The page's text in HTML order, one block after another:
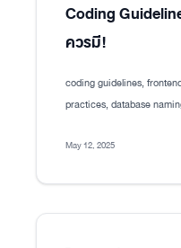
Coding
ควรมี!
coding guidelines,
practices, database
May 12, 2025